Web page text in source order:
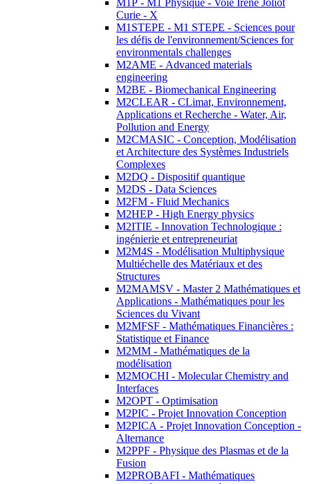
M1P - M1 Physique - Voie Irène Joliot
Curie - X
M1STEPE - M1 STEPE - Sciences pour
les défis de l'environnement/Sciences for
environmentals challenges
M2AME - Advanced materials
engineering
M2BE - Biomechanical Engineering
M2CLEAR - CLimat, Environnement,
Applications et Recherche - Water, Air,
Pollution and Energy
M2CMASIC - Conception, Modélisation
et Architecture des Systèmes Industriels
Complexes
M2DQ - Dispositif quantique
M2DS - Data Sciences
M2FM - Fluid Mechanics
M2HEP - High Energy physics
M2ITIE - Innovation Technologique :
ingénierie et entrepreneuriat
M2M4S - Modélisation Multiphysique
Multiéchelle des Matériaux et des
Structures
M2MAMSV - Master 2 Mathématiques et
Applications - Mathématiques pour les
Sciences du Vivant
M2MFSF - Mathématiques Financières :
Statistique et Finance
M2MM - Mathématiques de la
modélisation
M2MOCHI - Molecular Chemistry and
Interfaces
M2OPT - Optimisation
M2PIC - Projet Innovation Conception
M2PICA - Projet Innovation Conception -
Alternance
M2PPF - Physique des Plasmas et de la
Fusion
M2PROBAFI - Mathématiques